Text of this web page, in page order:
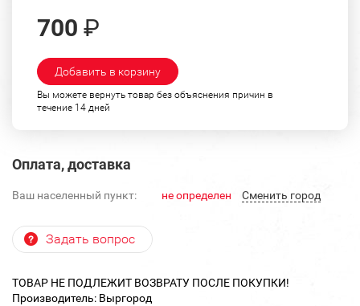
700 ₽
Добавить в корзину
Вы можете вернуть товар без объяснения причин в
течение 14 дней
Оплата, доставка
Ваш населенный пункт: не определен Cменить город
Задать вопрос
ТОВАР НЕ ПОДЛЕЖИТ ВОЗВРАТУ ПОСЛЕ ПОКУПКИ!
Производитель: Выргород